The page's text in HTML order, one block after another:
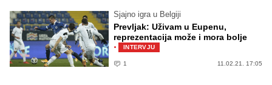
Sjajno igra u Belgiji
Prevljak: Uživam u Eupenu,
reprezentacija može i mora bolje
· INTERVJU
1 11.02.21. 17:05